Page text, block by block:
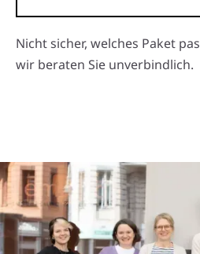
Nicht sicher, welches Paket
wir beraten Sie unverbindlich.